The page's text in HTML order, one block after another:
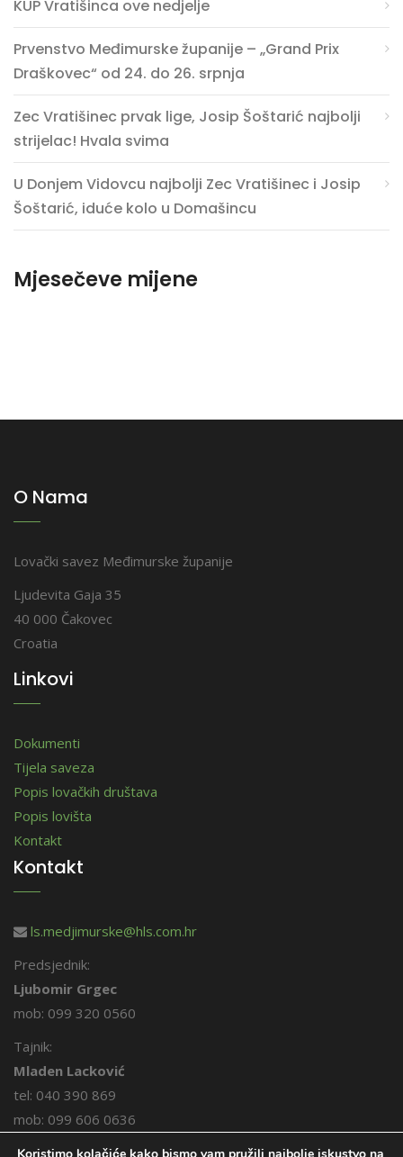
KUP Vratišinca ove nedjelje
Prvenstvo Međimurske županije – „Grand Prix
Draškovec“ od 24. do 26. srpnja
Zec Vratišinec prvak lige, Josip Šoštarić najbolji
strijelac! Hvala svima
U Donjem Vidovcu najbolji Zec Vratišinec i Josip
Šoštarić, iduće kolo u Domašincu
Mjesečeve mijene
O Nama
Lovački savez Međimurske županije
Ljudevita Gaja 35
40 000 Čakovec
Croatia
Linkovi
Dokumenti
Tijela saveza
Popis lovačkih društava
Popis lovišta
Kontakt
Kontakt
ls.medjimurske@hls.com.hr
Predsjednik:
Ljubomir Grgec
mob: 099 320 0560
Tajnik:
Mladen Lacković
tel: 040 390 869
mob: 099 606 0636